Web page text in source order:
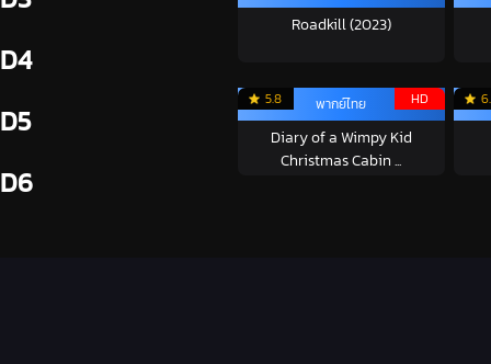
D4
D5
D6
Roadkill (2023)
5.8 HD
พากย์ไทย
Diary of a Wimpy Kid
Christmas Cabin ...